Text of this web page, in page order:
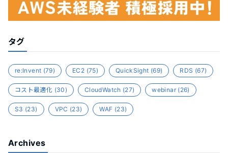
タグ
re:Invent (79) EC2 (75) QuickSight (69) RDS (67)
コスト最適化 (30) CloudWatch (27) webinar(26)
S3 (23) VPC (23) WAF (23)
Archives